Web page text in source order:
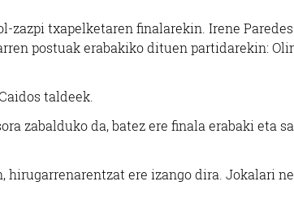
zazpi txapelketaren finalarekin. Irene Paredes
postuak erabakiko dituen partidarekin:
taldeek.
zabalduko da, batez ere finala erabaki eta
ere izango dira. Jokalari